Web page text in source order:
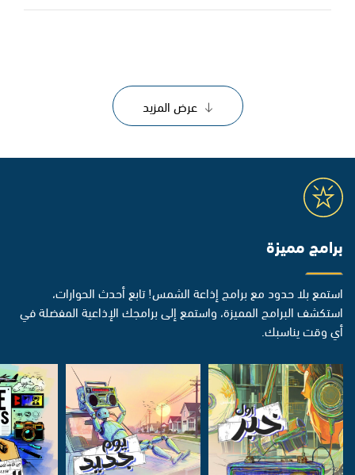
عرض المزيد
برامج مميزة
استمع بلا حدود مع برامج إذاعة الشمس! تابع أحدث الحوارات،
استكشف البرامج المميزة، واستمع إلى برامجك الإذاعية المفضلة في
أي وقت يناسبك.